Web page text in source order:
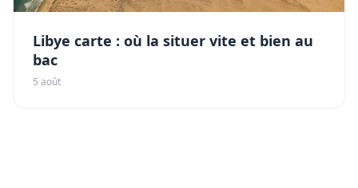
Libye carte : où la situer vite et bien au
bac
5 août